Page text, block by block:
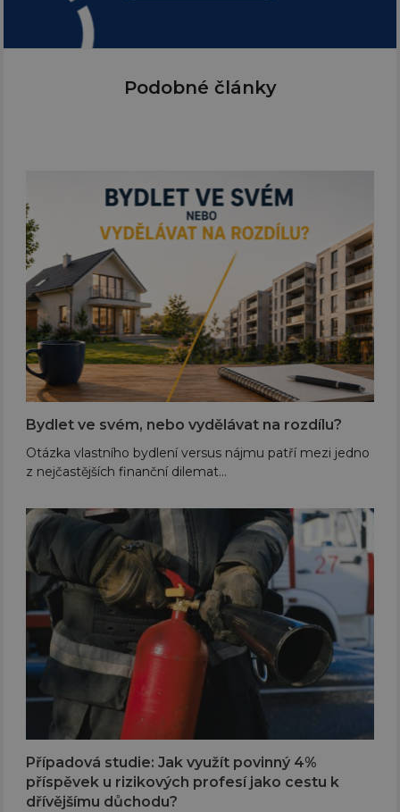
Podobné články
Bydlet ve svém, nebo vydělávat na rozdílu?
Otázka vlastního bydlení versus nájmu patří mezi jedno
z nejčastějších finanční dilemat…
Případová studie: Jak využít povinný 4%
příspěvek u rizikových profesí jako cestu k
dřívějšímu důchodu?